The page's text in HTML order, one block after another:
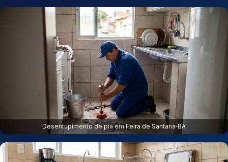
Desentupimento de pia em Feira de Santana‑BA